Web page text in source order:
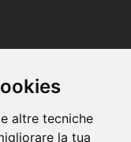
altre tecniche
la tua